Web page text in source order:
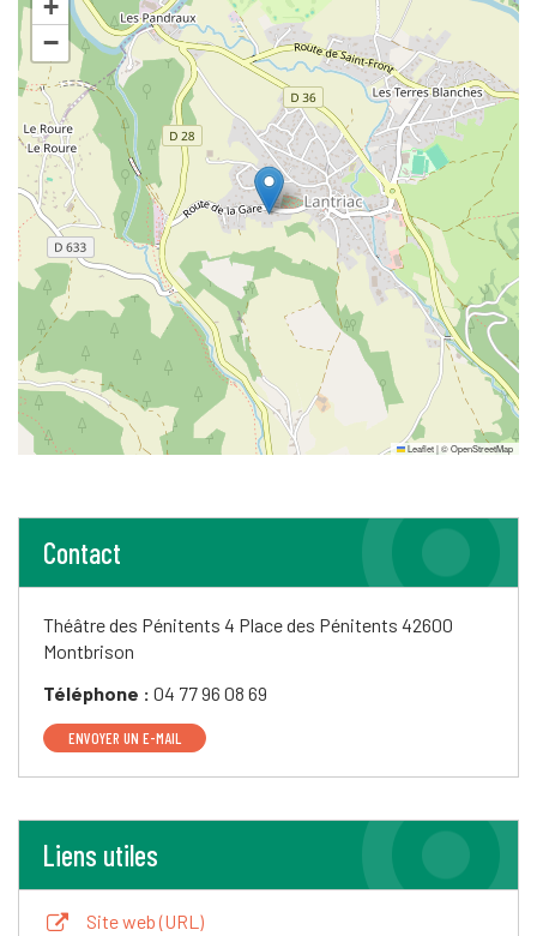
+
−
Leaflet|©OpenStreetMap
Contact
Théâtre des Pénitents 4 Place des Pénitents 42600
Montbrison
Téléphone : 04 77 96 08 69
ENVOYER UN E-MAIL
Liens utiles
Site web (URL)